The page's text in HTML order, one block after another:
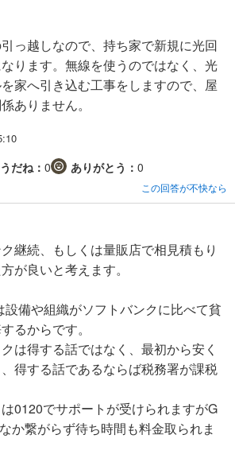
っ越しなので、持ち家で新規に光回
ります。無線を使うのではなく、光
家へ引き込む工事をしますので、屋
ありません。
だね： 0 ありがとう： 0
この回答が不快なら
継続、もしくは量販店で相見積もり
が良いと考えます。
設備や組織がソフトバンクに比べて貧
るからです。
は得する話ではなく、最初から安く
得する話であるならば税務署が課税
0120でサポートが受けられますがG
か繋がらず待ち時間も料金取られま